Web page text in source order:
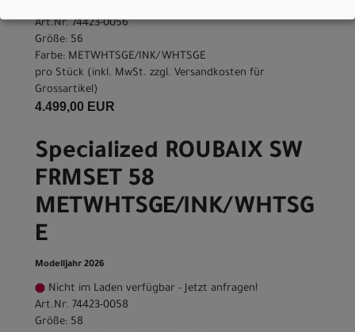
Art.Nr. 74423-0056
Größe: 56
Farbe: METWHTSGE/INK/WHTSGE
pro Stück (inkl. MwSt. zzgl. Versandkosten für
Grossartikel)
4.499,00 EUR
Specialized ROUBAIX SW
FRMSET 58
METWHTSGE/INK/WHTSG
E
Modelljahr 2026
Nicht im Laden verfügbar - Jetzt anfragen!
Art.Nr. 74423-0058
Größe: 58